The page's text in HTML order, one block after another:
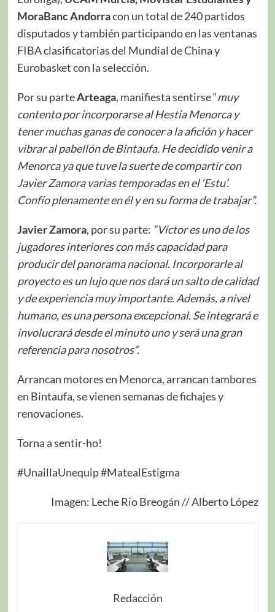
MoraBanc Andorracon un total de 240 partidos
disputados y también participando en las ventanas
FIBA clasificatorias del Mundial de China y
Eurobasket con la selección.
Por su parteArteaga, manifiesta sentirse “muy
contento por incorporarse al Hestia Menorca y
tener muchas ganas de conocer a la afición y hacer
vibrar al pabellón de Bintaufa. He decidido venir a
Menorca ya que tuve la suerte de compartir con
Javier Zamora varias temporadas en el ‘Estu’.
Confío plenamente en él y en su forma de trabajar”.
Javier Zamora, por su parte: “Víctor es uno de los
jugadores interiores con más capacidad para
producir del panorama nacional. Incorporarle al
proyecto es un lujo que nos dará un salto de calidad
y de experiencia muy importante. Además, a nivel
humano, es una persona excepcional. Se integrará e
involucrará desde el minuto uno y será una gran
referencia para nosotros”.
Arrancan motores en Menorca, arrancan tambores
en Bintaufa, se vienen semanas de fichajes y
renovaciones.
Torna a sentir-ho!
#UnaillaUnequip #MatealEstigma
Imagen: Leche Rio Breogán // Alberto López
Redacción